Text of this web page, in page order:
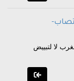
لا لتبييض